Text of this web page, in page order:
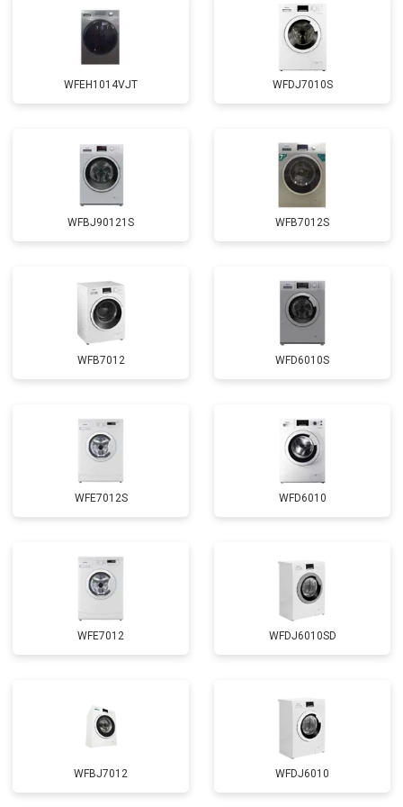
Замена амортизаторов от 2000 ₽ Заказать
Замена подшипников от 2800 ₽ Заказать
от 2200 ₽ Заказать
Замена ТЭН от 2300 ₽ Заказать
Замена блока управления от 3600 ₽ Заказать
Замена прессостата от 3350 ₽ Заказать
Замена сливного насоса от 3450 ₽
Замена сливного шланга от 2100 ₽ Заказать
Замена УБЛ от 2100 ₽ Заказать
Замена приводного ремня от 2550 ₽ Заказать
WFEH1014VJT WFDJ7010S
WFBJ90121S WFB7012S
WFB7012 WFD6010S
WFE7012S WFD6010
WFE7012 WFDJ6010SD
WFBJ7012 WFDJ6010